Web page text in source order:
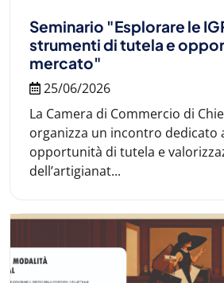
Seminario "Esplorare le
strumenti di tutela e
mercato"
25/06/2026
La Camera di Commercio di
organizza un incontro dedicato
opportunità di tutela e
dell’artigianat...